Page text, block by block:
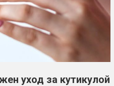
уход за кутикулой